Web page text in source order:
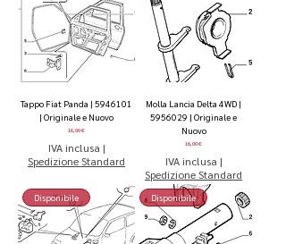
Tappo Fiat Panda | 5946101
| Originale e Nuovo
Prezzo
16,00 €
IVA inclusa |
Spedizione Standard
Molla Lancia Delta 4WD |
5956029 | Originale e
Nuovo
Prezzo
16,00 €
IVA inclusa |
Spedizione Standard
Disponibile Disponibile